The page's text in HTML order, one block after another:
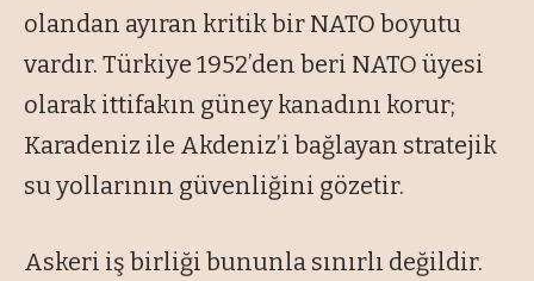
olandan ayıran kritik bir NATO boyutu
vardır. Türkiye 1952’den beri NATO üyesi
olarak ittifakın güney kanadını korur;
Karadeniz ile Akdeniz’i bağlayan stratejik
su yollarının güvenliğini gözetir.
Askeri iş birliği bununla sınırlı değildir.